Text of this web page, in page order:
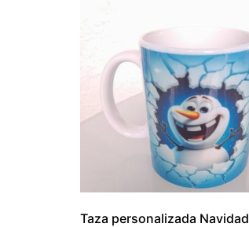
Taza personalizada Navidad